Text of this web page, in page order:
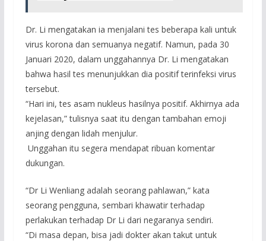
Dr. Li mengatakan ia menjalani tes beberapa kali untuk
virus korona dan semuanya negatif. Namun, pada 30
Januari 2020, dalam unggahannya Dr. Li mengatakan
bahwa hasil tes menunjukkan dia positif terinfeksi virus
tersebut.
“Hari ini, tes asam nukleus hasilnya positif. Akhirnya ada
kejelasan,” tulisnya saat itu dengan tambahan emoji
anjing dengan lidah menjulur.
Unggahan itu segera mendapat ribuan komentar
dukungan.
“Dr Li Wenliang adalah seorang pahlawan,” kata
seorang pengguna, sembari khawatir terhadap
perlakukan terhadap Dr Li dari negaranya sendiri.
“Di masa depan, bisa jadi dokter akan takut untuk